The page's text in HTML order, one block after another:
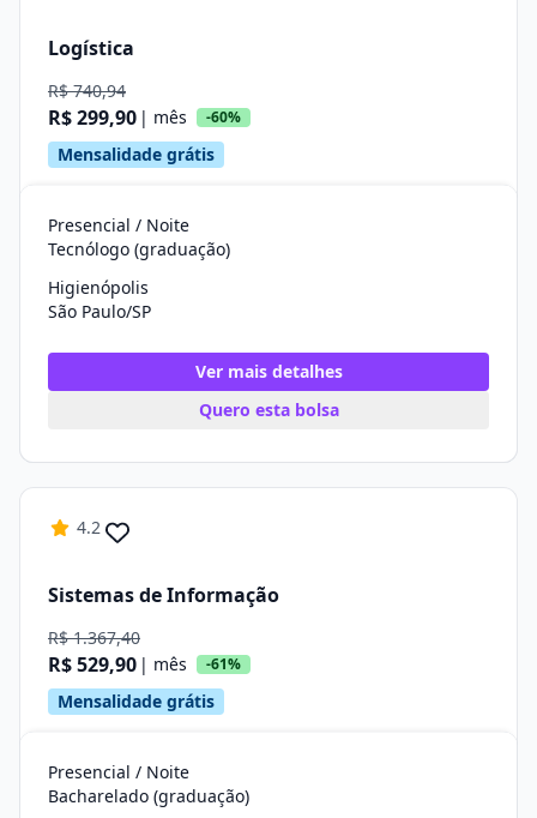
Logística
R$ 740,94
R$ 299,90 | mês -60%
Mensalidade grátis
Presencial / Noite
Tecnólogo (graduação)
Higienópolis
São Paulo/SP
Ver mais detalhes
Quero esta bolsa
4.2
Sistemas de Informação
R$ 1.367,40
R$ 529,90 | mês -61%
Mensalidade grátis
Presencial / Noite
Bacharelado (graduação)